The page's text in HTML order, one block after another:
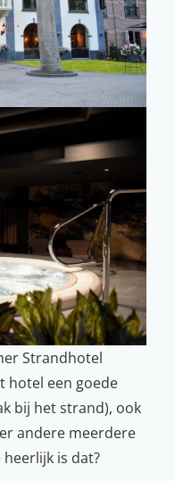
Strandhotel
hotel een goede
bij het strand), ook
andere meerdere
heerlijk is dat?